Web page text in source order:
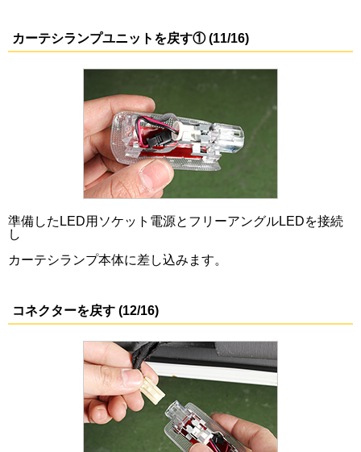
カーテシランプユニットを戻す① (11/16)
準備したLED用ソケット電源とフリーアングルLEDを接続
し
カーテシランプ本体に差し込みます。
コネクターを戻す (12/16)